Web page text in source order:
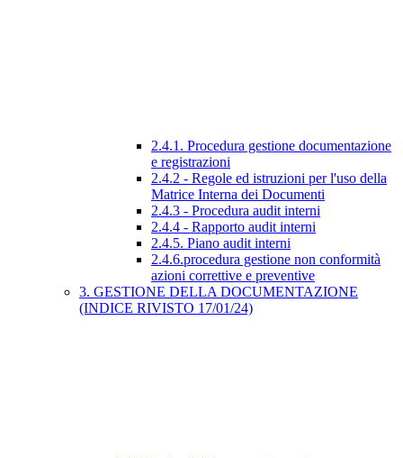
2.4.1. Procedura gestione documentazione
e registrazioni
2.4.2 - Regole ed istruzioni per l'uso della
Matrice Interna dei Documenti
2.4.3 - Procedura audit interni
2.4.4 - Rapporto audit interni
2.4.5. Piano audit interni
2.4.6.procedura gestione non conformità
azioni correttive e preventive
3. GESTIONE DELLA DOCUMENTAZIONE
(INDICE RIVISTO 17/01/24)